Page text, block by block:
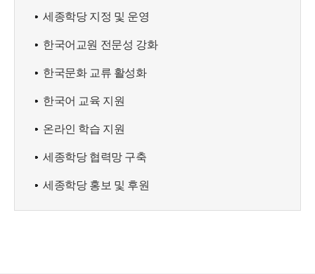
세종학당 지정 및 운영
한국어교원 전문성 강화
한국문화 교류 활성화
한국어 교육 지원
온라인 학습 지원
세종학당 협력망 구축
세종학당 홍보 및 후원